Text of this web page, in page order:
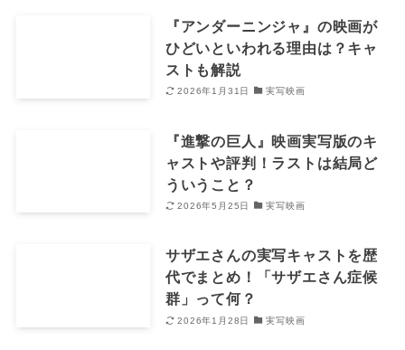
『アンダーニンジャ』の映画が
ひどいといわれる理由は？キャ
ストも解説
2026年1月31日 実写映画
『進撃の巨人』映画実写版のキ
ャストや評判！ラストは結局ど
ういうこと？
2026年5月25日 実写映画
サザエさんの実写キャストを歴
代でまとめ！「サザエさん症候
群」って何？
2026年1月28日 実写映画